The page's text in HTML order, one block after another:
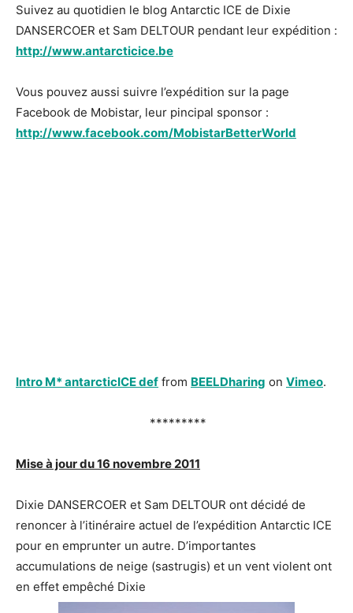
Suivez au quotidien le blog Antarctic ICE de Dixie
DANSERCOER et Sam DELTOUR pendant leur expédition :
http://www.antarcticice.be
Vous pouvez aussi suivre l’expédition sur la page
Facebook de Mobistar, leur pincipal sponsor :
http://www.facebook.com/MobistarBetterWorld
Intro M* antarcticICE def from BEELDharing on Vimeo.
*********
Mise à jour du 16 novembre 2011
Dixie DANSERCOER et Sam DELTOUR ont décidé de
renoncer à l’itinéraire actuel de l’expédition Antarctic ICE
pour en emprunter un autre. D’importantes
accumulations de neige (sastrugis) et un vent violent ont
en effet empêché Dixie